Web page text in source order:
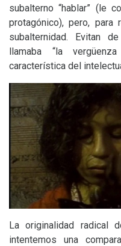
subalterno “hablar” (le
protagónico), pero,
subalternidad. Evitan
llamaba “la
característica del
La originalidad radical
intentemos una